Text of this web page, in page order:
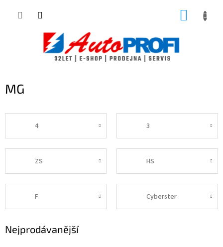
MG
4 3
ZS HS
F Cyberster
Nejprodávanější